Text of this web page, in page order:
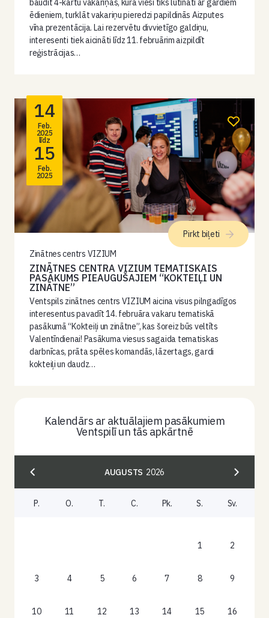
baudīt 4-kārtu vakariņas, kurā viesi tiks lutināti ar gardiem
ēdieniem, turklāt vakariņu pieredzi papildinās Aizputes
vīna prezentācija. Lai rezervētu divvietīgo galdiņu,
interesenti tiek aicināti līdz 11. februārim aizpildīt
reģistrācijas…
14
Feb.
2025
līdz
15
Feb.
2025
Zinātnes centrs VIZIUM
ZINĀTNES CENTRA VIZIUM TEMATISKAIS
PASĀKUMS PIEAUGUŠAJIEM “KOKTEIĻI UN
ZINĀTNE”
Ventspils zinātnes centrs VIZIUM aicina visus pilngadīgos
interesentus pavadīt 14. februāra vakaru tematiskā
pasākumā “Kokteiļi un zinātne”, kas šoreiz būs veltīts
Valentīndienai! Pasākuma viesus sagaida tematiskas
darbnīcas, prāta spēles komandās, lāzertags, gardi
kokteiļi un daudz…
Pirkt biļeti
Kalendārs ar aktuālajiem pasākumiem
Ventspilī un tās apkārtnē
AUGUSTS 2026
P. O. T. C. Pk. S. Sv.
1 2
3 4 5 6 7 8 9
10 11 12 13 14 15 16